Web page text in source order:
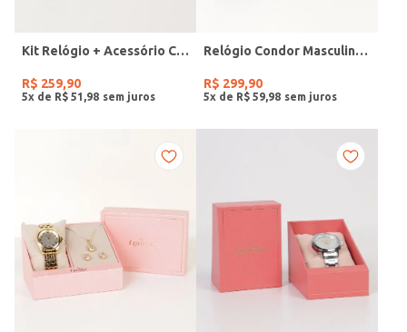
Kit Relógio + Acessório Condor Feminino DOURADO
R$ 259,90
5x de R$ 51 98
Relógio Condor Masculino PRETO
R$ 299,90
5x de R$ 59 98